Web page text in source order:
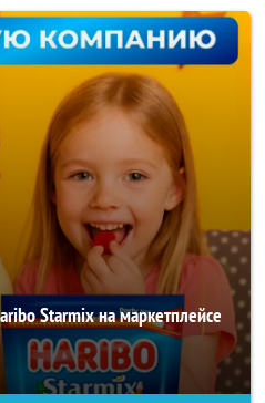
Starmix на маркетплейсе